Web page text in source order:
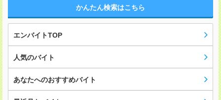
かんたん検索はこちら
エンバイトTOP
人気のバイト
あなたへのおすすめバイト